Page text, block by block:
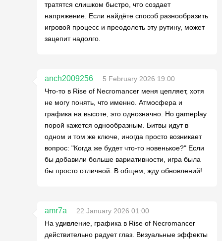
тратятся слишком быстро, что создает
напряжение. Если найдёте способ разнообразить
игровой процесс и преодолеть эту рутину, может
зацепит надолго.
anch2009256
5 February 2026 19:00
Что-то в Rise of Necromancer меня цепляет, хотя
не могу понять, что именно. Атмосфера и
графика на высоте, это однозначно. Но gameplay
порой кажется однообразным. Битвы идут в
одном и том же ключе, иногда просто возникает
вопрос: "Когда же будет что-то новенькое?" Если
бы добавили больше вариативности, игра была
бы просто отличной. В общем, жду обновлений!
amr7a
22 January 2026 01:00
На удивление, графика в Rise of Necromancer
действительно радует глаз. Визуальные эффекты